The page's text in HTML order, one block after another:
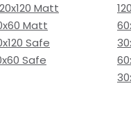
Matt
Matt
Safe
Safe